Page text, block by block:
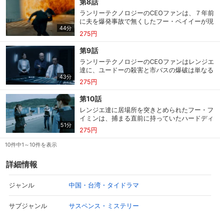
購入明細 ４ヵ月分の購入明細の確認が可能です。
Myクーポン
現在獲得済みのお得なクーポンを確認でき
ます。
購入履歴
確認が可能です。こちらから視聴いただく
と便利です。
お気に入り
お気に入りに登録した作品を確認できま
す。お気に入りに追加した作品の削除も可
閲覧履歴
の削除も可能です。
視聴年齢制限
サイト内で表示される作品の表示制限が可
能です。5段階の年齢区分から選択できま
ンジエ自身の暗殺であった。何とか窮地を脱し
たレンジエ達は、ランリーテクノロジーCEOの
ファンを拉致し、コードとの繋がりを暴こうと
するが…。
44分
第8話
ランリーテクノロジーのCEOファンは、７年前
に夫を爆発事故で無くしたフー・ペイイーが現
れたことを警戒し、事故当時その現場にいたチ
ーフプログラマーのユードーを海外に逃がす。
ファンの携帯電話を盗聴していたレンジエ達
は、送迎運転手を装ってユードーを連れ去ろう
とするが、隙を突かれ逃げられてしまう。しか
しユードーが乗り換えた車にはあるものが仕掛
けられていた！
275円
43分
第9話
ランリーテクノロジーのCEOファンはレンジエ
達に、ユードーの殺害と市バスの爆破は単なる
警告であり、フー・フイミンの本当の狙いはラ
ンリーが開発した“預言者”を滅ぼすことだと伝
え、“預言者”を稼働させ、コードの消滅を図ろ
うとするが…。
275円
51分
第10話
レンジエ達に居場所を突きとめられたフー・フ
イミンは、捕まる直前に持っていたハードディ
スクを破壊するが、事前にネットに転送された
コードは“預言者”からの追跡に対抗して警察の
275円
10件中1～10件を表示
詳細情報
ジャンル 中国・台湾・タイドラマ
サブジャンル サスペンス・ミステリー